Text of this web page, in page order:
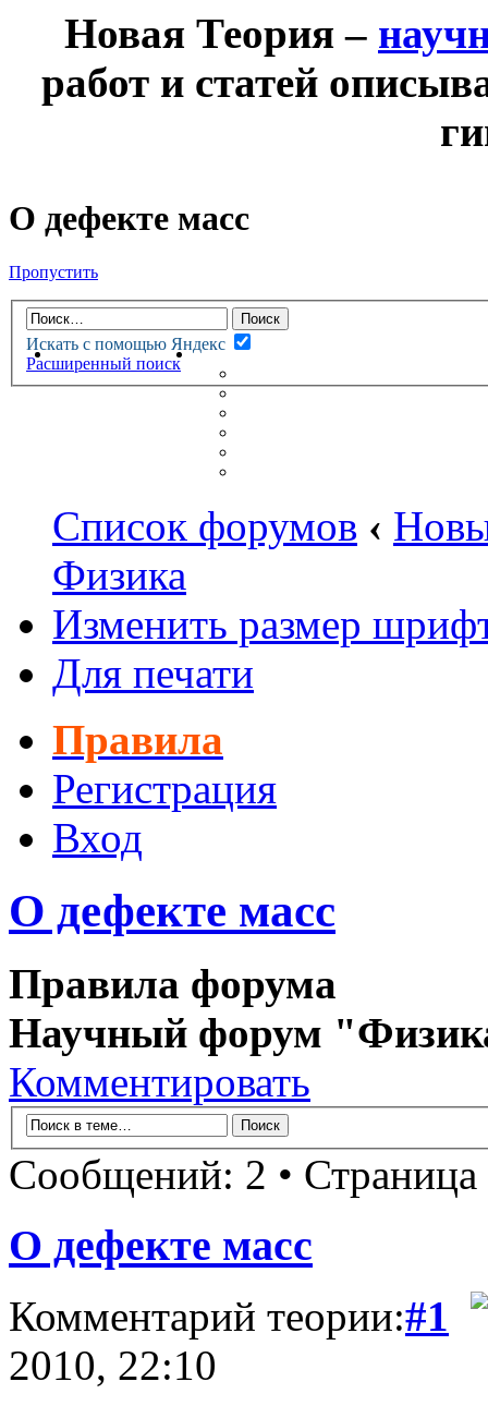
Новая Теория –
работ и статей
О дефекте масс
Пропустить
Искать с помощью Яндекс
Расширенный поиск
НОВАЯ ТЕОРИЯФОРУМ
НЕПРОЧИТАННЫЕ
Список форумов ‹
Физика
Изменить размер
Для печати
Правила
Регистрация
Вход
О дефекте масс
Правила форума
Научный форум
Комментировать
Сообщений: 2 • Страница
О дефекте масс
Комментарий теории:#1
2010, 22:10